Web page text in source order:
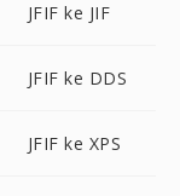
JFIF ke JIF
JFIF ke DDS
JFIF ke XPS